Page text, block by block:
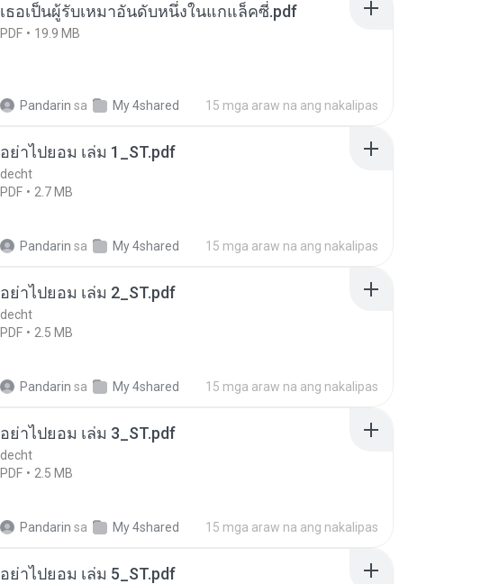
เธอเป็นผู้รับเหมาอันดับหนึ่งในแกแล็คซี่.pdf
PDF 19.9 MB
Pandarin sa My 4shared 15 mga araw na ang nakalipas
อย่าไปยอม เล่ม 1_ST.pdf
decht
PDF
2.7 MB
Pandarin sa My 4shared 15 mga araw na ang nakalipas
อย่าไปยอม เล่ม 2_ST.pdf
decht
PDF
2.5 MB
Pandarin sa My 4shared 15 mga araw na ang nakalipas
อย่าไปยอม เล่ม 3_ST.pdf
decht
PDF
2.5 MB
Pandarin sa My 4shared 15 mga araw na ang nakalipas
อย่าไปยอม เล่ม 5_ST.pdf